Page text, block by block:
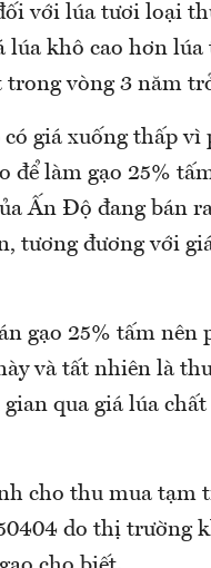
với lúa tươi loại
lúa khô cao hơn
vòng 3 năm
giá xuống thấp
để làm gạo 25%
Ấn Độ đang bán
tương đương với
gạo 25% tấm nên
và tất nhiên là
qua giá lúa
cho thu mua tạm
do thị trường